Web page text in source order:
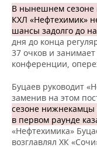
ИНВЕСТИЦИИ
НЕФТЕХИМИЯ
НЕФТЬ
ОПК
ЭНЕРГЕТИКА
НОВОСТИ
РОЗНИЧНАЯ
ТРАНСПОРТ
УСЛУГИ
ТЕХНОЛОГИИ
НОВОСТИ
IT
МЕДИА
МЕРОПРИЯТИЯ
НОВОСТИ
ВЫЕЗДНАЯ
БИЗНЕС-БРАНЧИ
ONLINE-
СПОРТ
НОВОСТИ
ФУТБОЛ
ХОККЕЙ
ОБЩЕСТВО
НОВОСТИ
ВЛАСТЬ
ФОТОГАЛЕРЕЯ
СЮЖЕТЫ
В нынешнем сезоне
КХЛ «Нефтехимик»
шансы задолго до
дня до конца
37 очков и
конференции,
Буцаев руководит
заменив на этом
сезоне
в первом раунде
«Нефтехимика»
возглавлял ХК